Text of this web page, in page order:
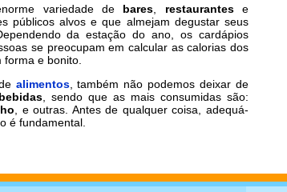
variedade de bares restaurantese
públicos alvos e que almejam degustar seus
da estação do ano, os cardápios
se preocupam em calcular as calorias dos
e bonito.
alimentos, também não podemos deixar de
bebidas , sendo que as mais consumidas são:
, e outras. Antes de qualquer coisa, adequá-
é fundamental.